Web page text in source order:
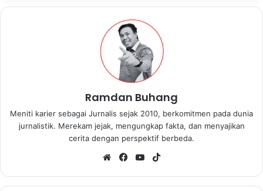
Ramdan Buhang
Meniti karier sebagai Jurnalis sejak 2010, berkomitmen pada dunia
jurnalistik. Merekam jejak, mengungkap fakta, dan menyajikan
cerita dengan perspektif berbeda.
We
te
Fa
bo
Yo
ub
k